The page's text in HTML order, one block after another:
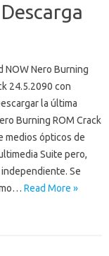
NOW Nero Burning
24.5.2090 con
la última
Burning ROM Crack
medios ópticos de
Suite pero,
Se
Read More »